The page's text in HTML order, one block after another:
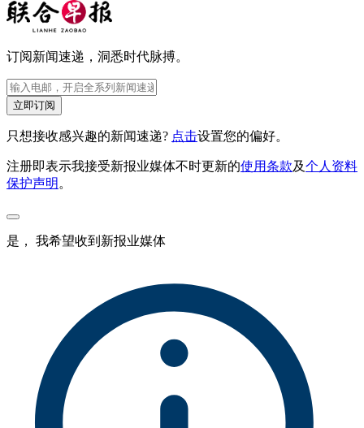
订阅新闻速递，洞悉时代脉搏。
立即订阅
只想接收感兴趣的新闻速递? 点击设置您的偏好。
注册即表示我接受新报业媒体不时更新的使用条款及个人资料
保护声明。
是， 我希望收到新报业媒体